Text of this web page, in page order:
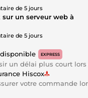
de 5 jours
un serveur web à
de 5 jours
EXPRESS
un délai plus court
Hiscox
votre commande